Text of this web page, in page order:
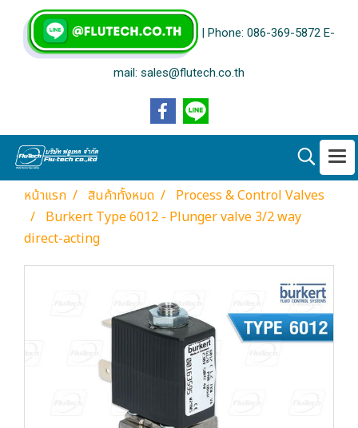
| Phone: 086-369-5872 E-
mail: sales@flutech.co.th
หน้าแรก สินค้าทั้งหมด
Process & Control Valves
Burkert Type 6012 - Plunger valve 3/2 way
direct-acting